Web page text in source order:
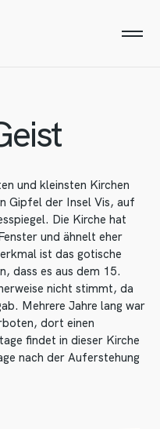
und kleinsten Kirchen
Gipfel der Insel Vis, auf
Die Kirche hat
und ähnelt eher
ist das gotische
dass es aus dem 15.
nicht stimmt, da
Mehrere Jahre lang war
dort einen
findet in dieser Kirche
nach der Auferstehung